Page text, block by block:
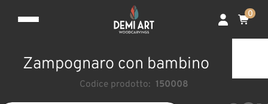
0
Zampognaro con bambino
Codice prodotto: 150008